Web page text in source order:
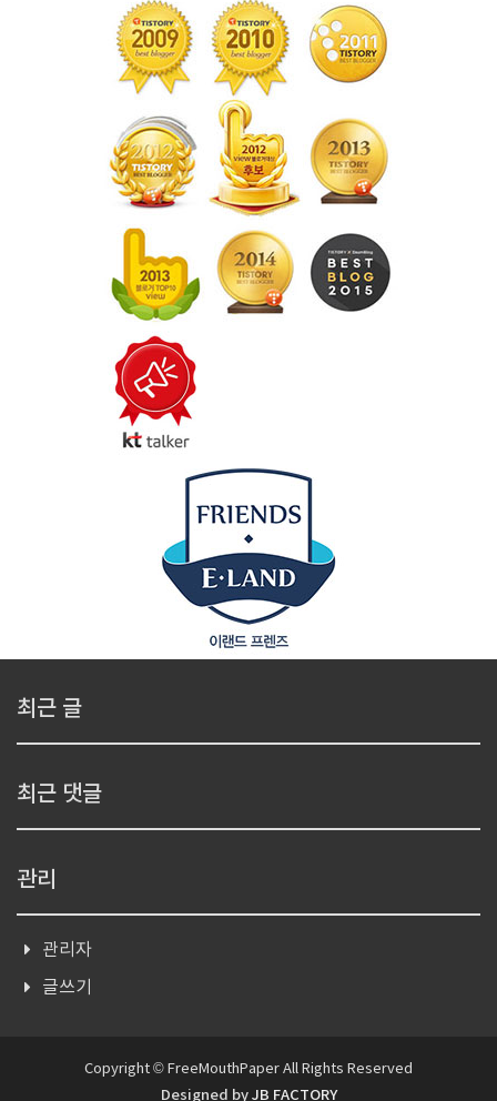
최근 글
최근 댓글
관리
관리자
글쓰기
Copyright © FreeMouthPaper All Rights Reserved
Designed byJB FACTORY